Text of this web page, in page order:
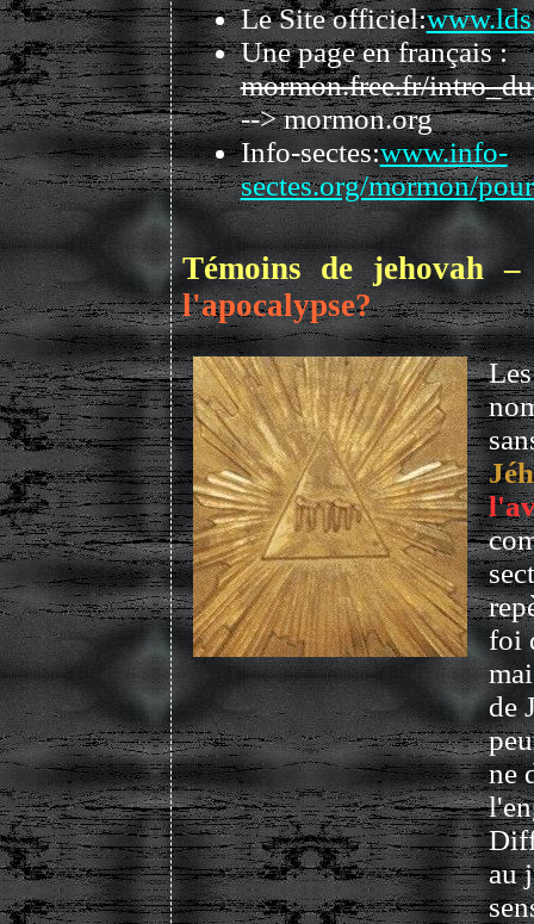
Le Site officiel:
Une page en français :
mormon.free.fr/
--> mormon.org
Info-sectes:www.info-
sectes.org/mormon/
Témoins de jehovah
l'apocalypse?
foi
de
ne
au